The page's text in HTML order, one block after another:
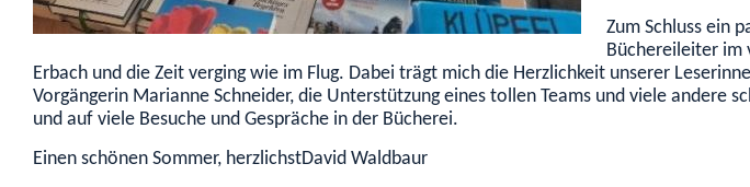
Zum Schluss ein
Büchereileiter im
Erbach und die Zeit verging wie im Flug. Dabei trägt mich die Herzlichkeit unserer
Vorgängerin Marianne Schneider, die Unterstützung eines tollen Teams und viele andere
und auf viele Besuche und Gespräche in der Bücherei.
Einen schönen Sommer, herzlichstDavid Waldbaur